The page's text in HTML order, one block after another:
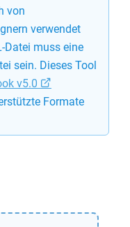
von
verwendet
Datei muss eine
sein. Dieses Tool
v5.0
Formate